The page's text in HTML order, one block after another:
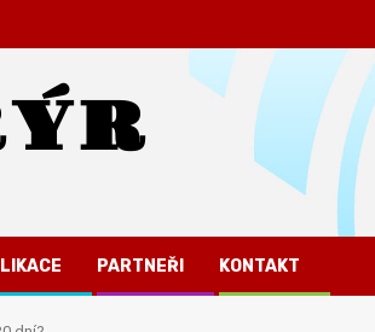
PARTNEŘI KONTAKT